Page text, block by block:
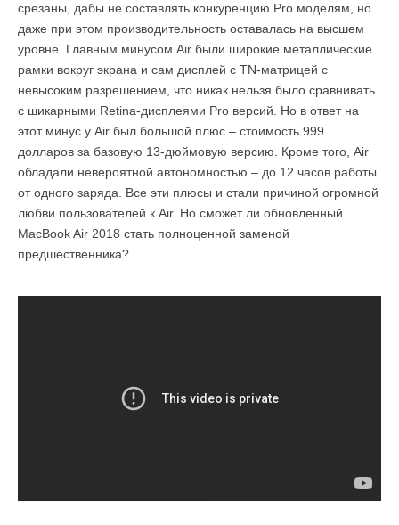
срезаны, дабы не составлять конкуренцию Pro моделям, но
даже при этом производительность оставалась на высшем
уровне. Главным минусом Air были широкие металлические
рамки вокруг экрана и сам дисплей с TN-матрицей с
невысоким разрешением, что никак нельзя было сравнивать
с шикарными Retina-дисплеями Pro версий. Но в ответ на
этот минус у Air был большой плюс – стоимость 999
долларов за базовую 13-дюймовую версию. Кроме того, Air
обладали невероятной автономностью – до 12 часов работы
от одного заряда. Все эти плюсы и стали причиной огромной
любви пользователей к Air. Но сможет ли обновленный
MacBook Air 2018 стать полноценной заменой
предшественника?